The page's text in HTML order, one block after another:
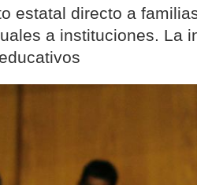
estatal directo a
a instituciones. La